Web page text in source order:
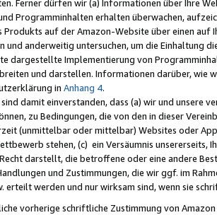
Ferner dürfen wir (a) Informationen über Ihre
Programminhalten erhalten überwachen,
Produkts auf der Amazon-Website über einen
und anderweitig untersuchen, um die Einhaltung
dargestellte Implementierung von
und darstellen. Informationen darüber, wie
in Anhang 4.
damit einverstanden, dass (a) wir und
zu Bedingungen, die von den in dieser
(unmittelbar oder mittelbar) Websites oder
stehen, (c) ein Versäumnis unsererseits,
darstellt, die betroffene oder eine andere
und Zustimmungen, die wir ggf. im
erteilt werden und nur wirksam sind, wenn sie
vorherige schriftliche Zustimmung von